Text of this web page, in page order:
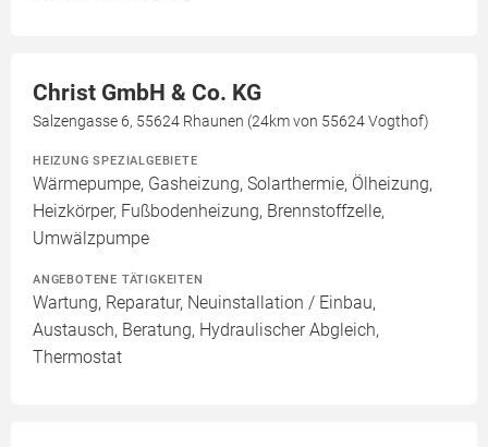
Christ GmbH & Co. KG
Salzengasse 6, 55624 Rhaunen (24km von 55624 Vogthof)
HEIZUNG SPEZIALGEBIETE
Wärmepumpe, Gasheizung, Solarthermie, Ölheizung,
Heizkörper, Fußbodenheizung, Brennstoffzelle,
Umwälzpumpe
ANGEBOTENE TÄTIGKEITEN
Wartung, Reparatur, Neuinstallation / Einbau,
Austausch, Beratung, Hydraulischer Abgleich,
Thermostat